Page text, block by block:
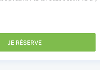
JE RÉSERVE